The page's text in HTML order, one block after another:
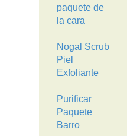
paquete de
la cara
Nogal Scrub
Piel
Exfoliante
Purificar
Paquete
Barro